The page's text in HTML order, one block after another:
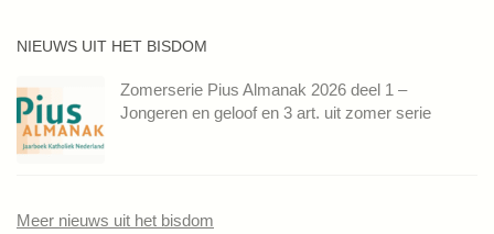
NIEUWS UIT HET BISDOM
Zomerserie Pius Almanak 2026 deel 1 –
Jongeren en geloof en 3 art. uit zomer serie
Meer nieuws uit het bisdom